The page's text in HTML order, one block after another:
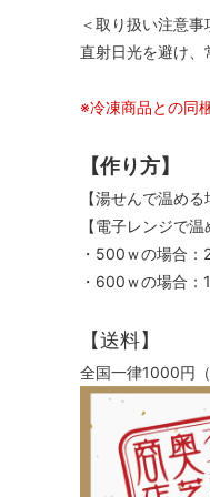
＜取り扱い注意事
直射日光を避け、
※冷凍商品との同
【作り方】
【湯せんで温め
【電子レンジで
・500ｗの場合
・600ｗの場合：
【送料】
全国一律1000円